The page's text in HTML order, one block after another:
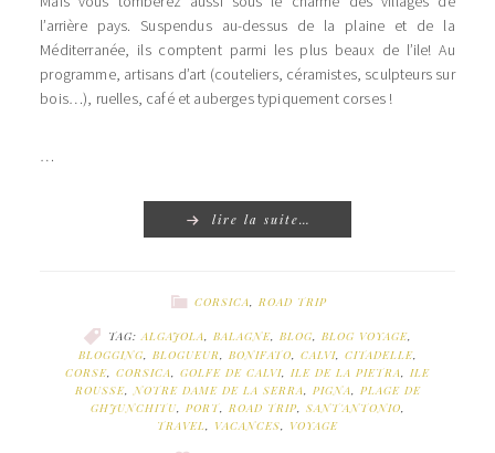
l’arrière pays. Suspendus au-dessus de la plaine et de la
Méditerranée, ils comptent parmi les plus beaux de l’ile! Au
programme, artisans d’art (couteliers, céramistes, sculpteurs sur
bois…), ruelles, café et auberges typiquement corses !
…
lire la suite…
CORSICA, ROAD TRIP
TAG:ALGAJOLA, BALAGNE, BLOG, BLOG VOYAGE,
BLOGGING, BLOGUEUR, BONIFATO, CALVI, CITADELLE,
CORSE, CORSICA, GOLFE DE CALVI, ILE DE LA PIETRA, ILE
ROUSSE,NOTRE DAME DE LA SERRA, PIGNA, PLAGE DE
GHJUNCHITU, PORT, ROAD TRIP, SANT'ANTONIO,
TRAVEL, VACANCES, VOYAGE